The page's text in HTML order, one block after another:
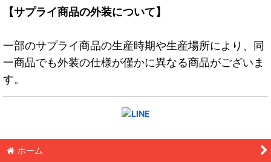
【サプライ商品の外装について】
一部のサプライ商品の生産時期や生産場所により、同
一商品でも外装の仕様が僅かに異なる商品がございま
す。
ホーム